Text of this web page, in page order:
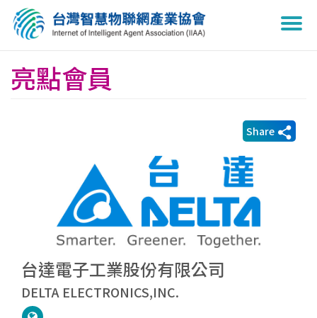
亮點會員
Share
台達電子工業股份有限公司
DELTA ELECTRONICS,INC.